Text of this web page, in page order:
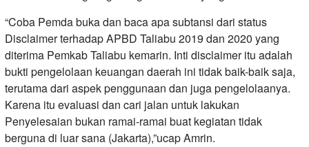
“Coba Pemda buka dan baca apa subtansi dari status
Disclaimer terhadap APBD Taliabu 2019 dan 2020 yang
diterima Pemkab Taliabu kemarin. Inti disclaimer itu adalah
bukti pengelolaan keuangan daerah ini tidak baik-baik saja,
terutama dari aspek penggunaan dan juga pengelolaanya.
Karena itu evaluasi dan cari jalan untuk lakukan
Penyelesaian bukan ramai-ramai buat kegiatan tidak
berguna di luar sana (Jakarta),”ucap Amrin.